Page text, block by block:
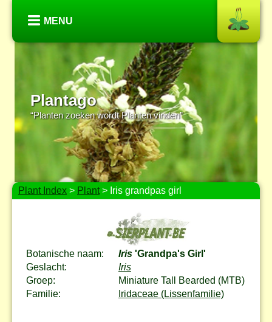
MENU
Plantago
“Planten zoeken wordt Planten vinden”
Plant Index > Plant> Iris grandpas girl
Botanische naam: Iris 'Grandpa's Girl'
Geslacht:
Iris
Groep:
Miniature Tall Bearded (MTB)
Familie:
Iridaceae (Lissenfamilie)